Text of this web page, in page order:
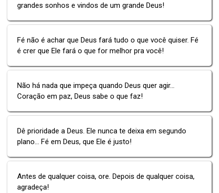
grandes sonhos e vindos de um grande Deus!
Fé não é achar que Deus fará tudo o que você quiser. Fé
é crer que Ele fará o que for melhor pra você!
Não há nada que impeça quando Deus quer agir...
Coração em paz, Deus sabe o que faz!
Dê prioridade a Deus. Ele nunca te deixa em segundo
plano... Fé em Deus, que Ele é justo!
Antes de qualquer coisa, ore. Depois de qualquer coisa,
agradeça!